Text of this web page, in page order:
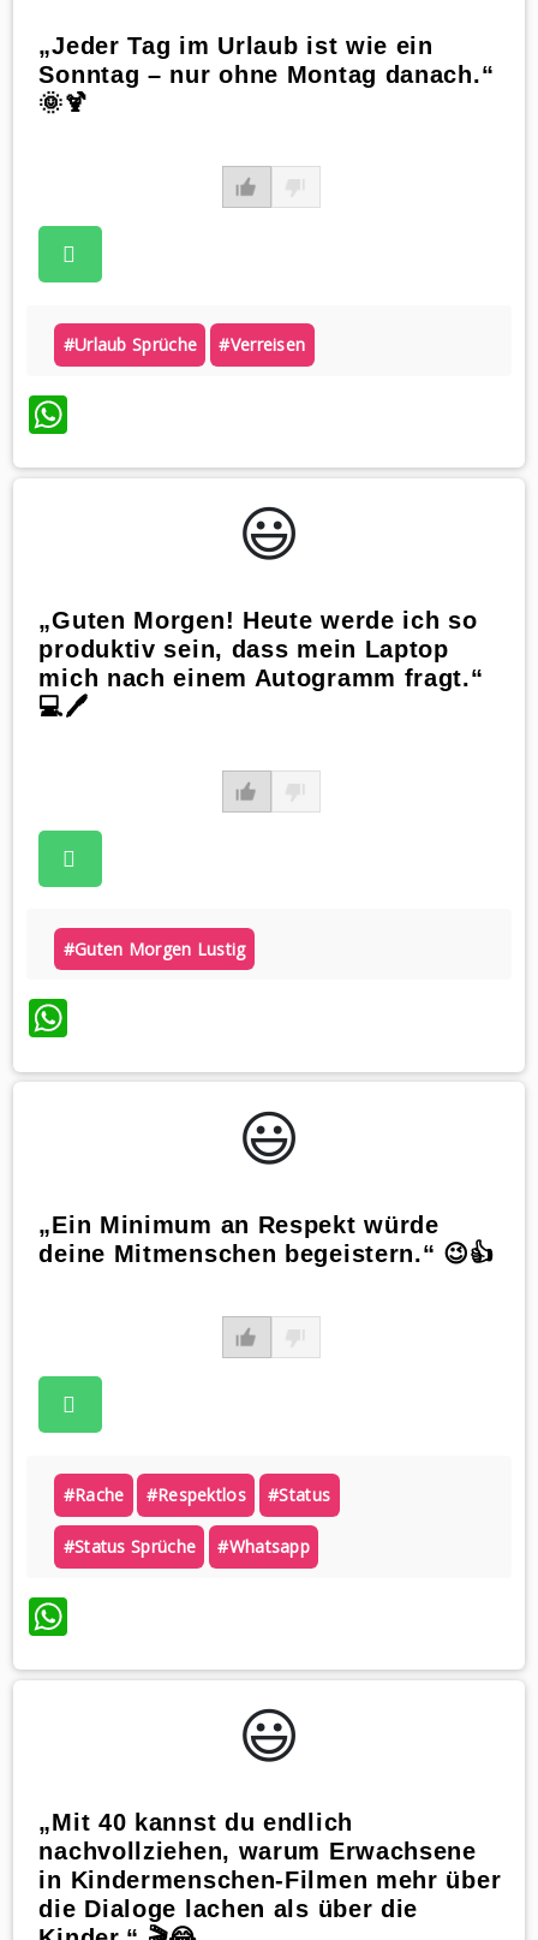
„Jeder Tag im Urlaub ist wie ein
Sonntag – nur ohne Montag danach.“
🌞🍹
#urlaub Sprüche #verreisen
WhatsApp
😃️
„Guten Morgen! Heute werde ich so
produktiv sein, dass mein Laptop
mich nach einem Autogramm fragt.“
💻🖊️
#guten Morgen Lustig
WhatsApp
😃️
„Ein Minimum an Respekt würde
deine Mitmenschen begeistern.“ 😉👍
#rache #respektlos #status
#status Sprüche #whatsapp
WhatsApp
😃️
„Mit 40 kannst du endlich
nachvollziehen, warum Erwachsene
in Kindermenschen-Filmen mehr über
die Dialoge lachen als über die